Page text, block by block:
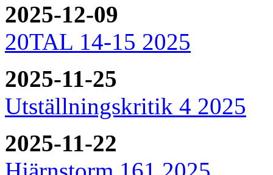
2025-12-09
20TAL 14-15 2025
2025-11-25
Utställningskritik 4 2025
2025-11-22